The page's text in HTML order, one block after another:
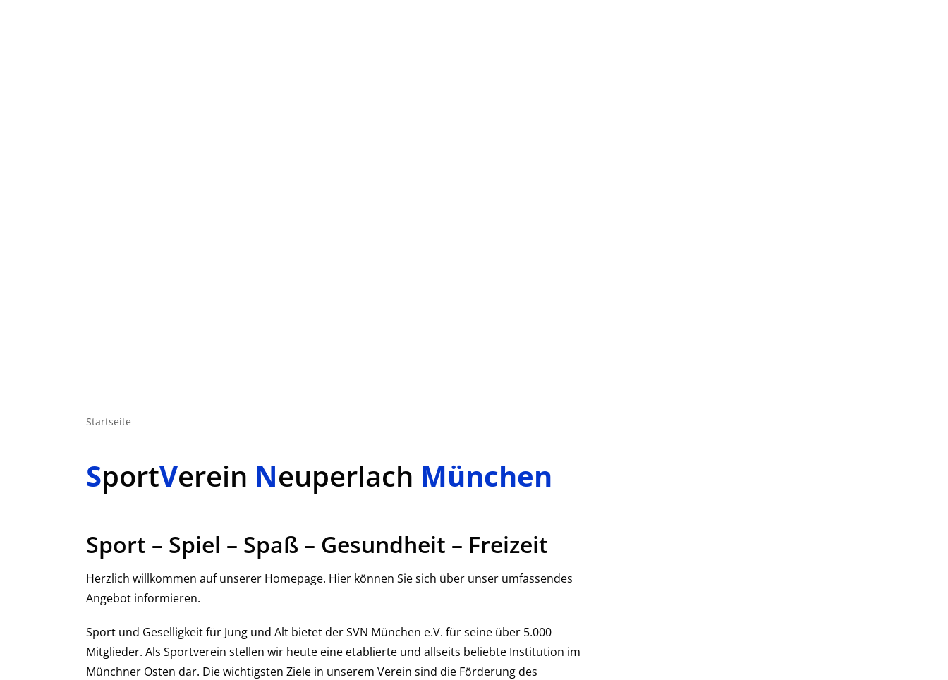
Startseite
SportVerein Neuperlach München
Sport – Spiel – Spaß – Gesundheit – Freizeit
Herzlich willkommen auf unserer Homepage. Hier können Sie sich über unser umfassendes
Angebot informieren.
Sport und Geselligkeit für Jung und Alt bietet der SVN München e.V. für seine über 5.000
Mitglieder. Als Sportverein stellen wir heute eine etablierte und allseits beliebte Institution im
Münchner Osten dar. Die wichtigsten Ziele in unserem Verein sind die Förderung des